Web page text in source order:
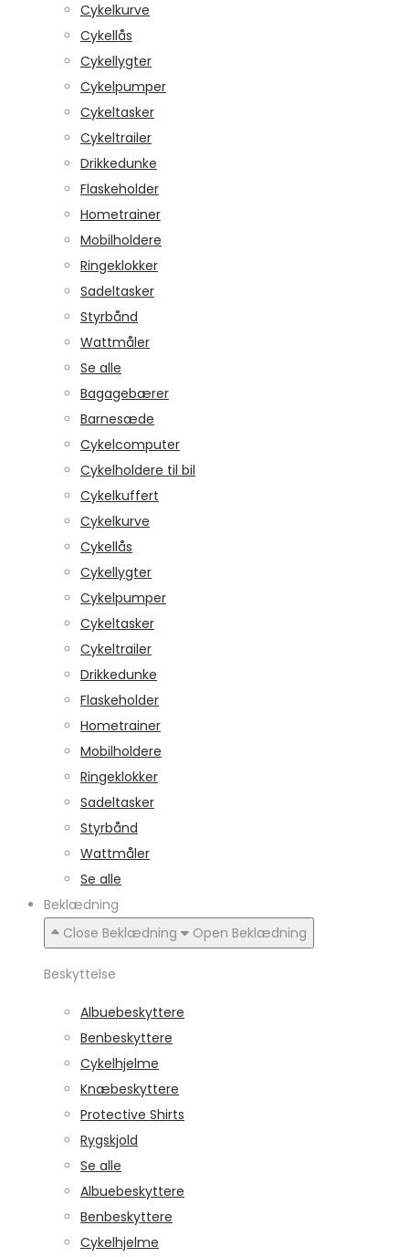
Cykelkurve
Cykellås
Cykellygter
Cykelpumper
Cykeltasker
Cykeltrailer
Drikkedunke
Flaskeholder
Hometrainer
Mobilholdere
Ringeklokker
Sadeltasker
Styrbånd
Wattmåler
Se alle
Bagagebærer
Barnesæde
Cykelcomputer
Cykelholdere til bil
Cykelkuffert
Cykelkurve
Cykellås
Cykellygter
Cykelpumper
Cykeltasker
Cykeltrailer
Drikkedunke
Flaskeholder
Hometrainer
Mobilholdere
Ringeklokker
Sadeltasker
Styrbånd
Wattmåler
Se alle
Beklædning
Close Beklædning
Open Beklædning
Beskyttelse
Albuebeskyttere
Benbeskyttere
Cykelhjelme
Knæbeskyttere
Protective Shirts
Rygskjold
Se alle
Albuebeskyttere
Benbeskyttere
Cykelhjelme